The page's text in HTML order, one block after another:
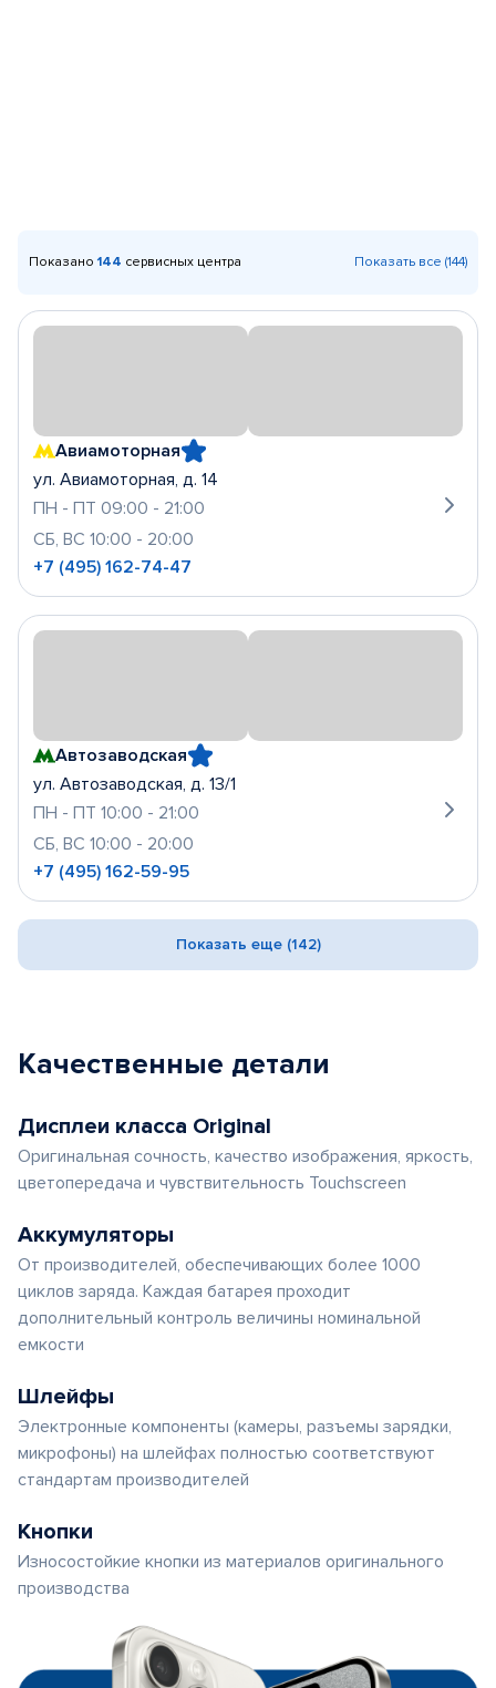
Показано 144 сервисных центра Показать все (144)
Авиамоторная
ул. Авиамоторная, д. 14
ПН - ПТ 09:00 - 21:00
СБ, ВС 10:00 - 20:00
+7 (495) 162-74-47
Автозаводская
ул. Автозаводская, д. 13/1
ПН - ПТ 10:00 - 21:00
СБ, ВС 10:00 - 20:00
+7 (495) 162-59-95
Показать еще (142)
Качественные детали
Дисплеи класса Original
Оригинальная сочность, качество изображения, яркость,
цветопередача и чувствительность Touchscreen
Аккумуляторы
От производителей, обеспечивающих более 1000
циклов заряда. Каждая батарея проходит
дополнительный контроль величины номинальной
емкости
Шлейфы
Электронные компоненты (камеры, разъемы зарядки,
микрофоны) на шлейфах полностью соответствуют
стандартам производителей
Кнопки
Износостойкие кнопки из материалов оригинального
производства